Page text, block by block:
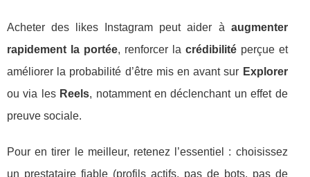
Acheter des likes Instagram peut aider à augmenter
rapidement la portée, renforcer la crédibilitéperçue et
améliorer la probabilité d’être mis en avant sur Explorer
ou via les Reels, notamment en déclenchant un effet de
preuve sociale.
Pour en tirer le meilleur, retenez l’essentiel : choisissez
un prestataire fiable (profils actifs, pas de bots, pas de